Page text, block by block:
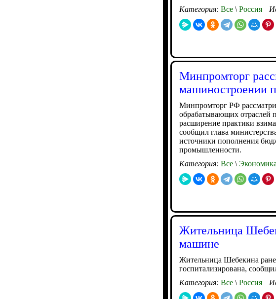
Категория: Все \ Россия
Минпромторг
машиностроении
Минпромторг РФ
обрабатывающих отраслей
расширение практики
сообщил глава
источники пополнения
промышленности.
Категория: Все \ Экономика
Жительница
машине
Жительница Шебекина
госпитализирована,
Категория: Все \ Россия